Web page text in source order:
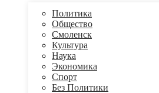
Политика
Общество
Смоленск
Культура
Наука
Экономика
Спорт
Без Политики